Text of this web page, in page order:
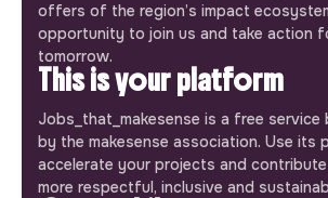
offers of the region’s impact
opportunity to join us and take action
tomorrow.
This is your platform
Jobs_that_makesense is a free
by the makesense association. Use its
accelerate your projects and
more respectful, inclusive and